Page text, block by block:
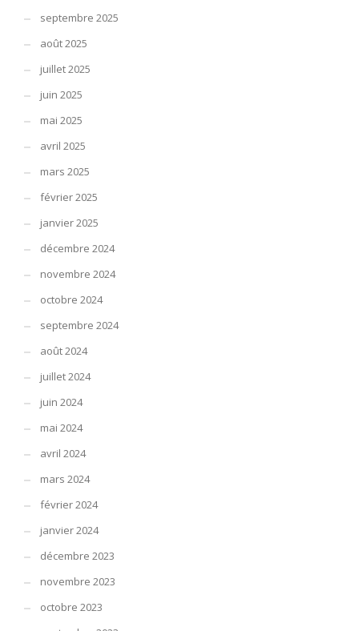
septembre 2025
août 2025
juillet 2025
juin 2025
mai 2025
avril 2025
mars 2025
février 2025
janvier 2025
décembre 2024
novembre 2024
octobre 2024
septembre 2024
août 2024
juillet 2024
juin 2024
mai 2024
avril 2024
mars 2024
février 2024
janvier 2024
décembre 2023
novembre 2023
octobre 2023